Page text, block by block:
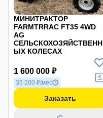
МИНИТРАКТОР
FARMTRRAC FT35 4WD
AG
СЕЛЬСКОХОЗЯЙСТВЕНН
ЫХ КОЛЕСАХ
1 600 000 ₽
35 200 ₽/мес
Заказать